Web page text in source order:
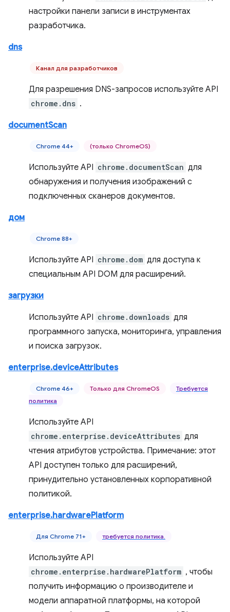
настройки панели записи в инструментах
разработчика.
dns
Канал для разработчиков
Для разрешения DNS-запросов используйте API
chrome.dns .
documentScan
Chrome 44+ (только ChromeOS)
Используйте API chrome.documentScan для
обнаружения и получения изображений с
подключенных сканеров документов.
дом
Chrome 88+
Используйте API chrome.dom для доступа к
специальным API DOM для расширений.
загрузки
Используйте API chrome.downloads для
программного запуска, мониторинга, управления
и поиска загрузок.
enterprise.deviceAttributes
Chrome 46+ Только для ChromeOS
Требуется
политика
Используйте API
chrome.enterprise.deviceAttributes для
чтения атрибутов устройства. Примечание: этот
API доступен только для расширений,
принудительно установленных корпоративной
политикой.
enterprise.hardwarePlatform
Для Chrome 71+ требуется политика.
Используйте API
chrome.enterprise.hardwarePlatform , чтобы
получить информацию о производителе и
модели аппаратной платформы, на которой